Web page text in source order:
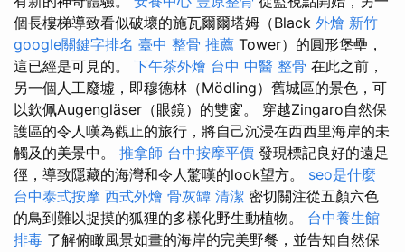
個長樓梯導致看似破壞的施瓦爾爾塔姆（Black 外燴 新竹
google關鍵字排名 臺中 整骨 推薦 Tower）的圓形堡壘，
這已經是可見的。 下午茶外燴 台中 中醫 整骨 在此之前，
另一個人工廢墟，即穆德林（Mödling）舊城區的景色，可
以欽佩Augengläser（眼鏡）的雙窗。 穿越Zingaro自然保
護區的令人嘆為觀止的旅行，將自己沉浸在西西里海岸的未
觸及的美景中。 推拿師 台中按摩平價 發現標記良好的遠足
徑，導致隱藏的海灣和令人驚嘆的look望方。 seo是什麼
台中泰式按摩 西式外燴 骨灰罈 清潔 密切關注從五顏六色
的鳥到難以捉摸的狐狸的多樣化野生動植物。 台中養生館
排毒 了解俯瞰風景如畫的海岸的完美野餐，並告知自然保